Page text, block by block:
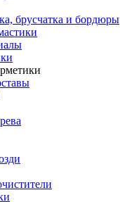
брусчатка и бордюры